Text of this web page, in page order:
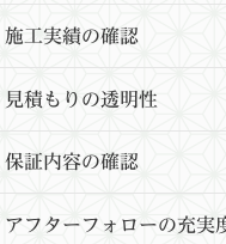
施工実績の確認
見積もりの透明性
保証内容の確認
アフターフォローの充実